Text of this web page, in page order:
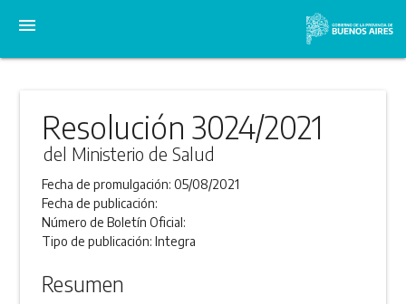
menu
Resolución 3024/2021
del Ministerio de Salud
Fecha de promulgación:05/08/2021
Fecha de publicación:
Número de Boletín Oficial:
Tipo de publicación:Integra
Resumen